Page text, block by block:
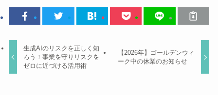
生成AIのリスクを正しく知
ろう！事業を守りリスクを
ゼロに近づける活用術
【2026年】ゴールデンウィ
ーク中の休業のお知らせ